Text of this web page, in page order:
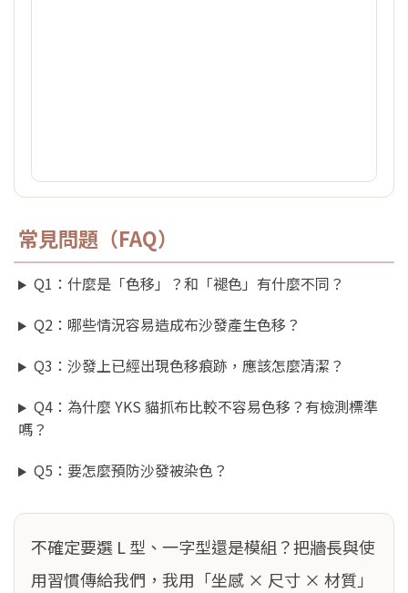
常見問題（FAQ）
Q1：什麼是「色移」？和「褪色」有什麼不同？
Q2：哪些情況容易造成布沙發產生色移？
Q3：沙發上已經出現色移痕跡，應該怎麼清潔？
Q4：為什麼 YKS 貓抓布比較不容易色移？有檢測標準
嗎？
Q5：要怎麼預防沙發被染色？
不確定要選 L 型、一字型還是模組？把牆長與使
用習慣傳給我們，我用「坐感 × 尺寸 × 材質」